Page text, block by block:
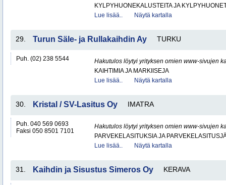
KYLPYHUONEKALUSTEITA JA
Lue lisää..
Näytä kartalla
29. Turun Säle- ja Rullakaihdin Ay TURKU
Puh. (02) 238 5544
Hakutulos löytyi yrityksen omien www-sivujen
KAIHTIMIA JA MARKIISEJA
Lue lisää..
Näytä kartalla
30. Kristal / SV-Lasitus Oy IMATRA
Puh. 040 569 0693
Faksi 050 8501 7101
Hakutulos löytyi yrityksen omien www-sivujen
PARVEKELASITUKSIA JA
Lue lisää..
Näytä kartalla
31. Kaihdin ja Sisustus Simeros Oy KERAVA